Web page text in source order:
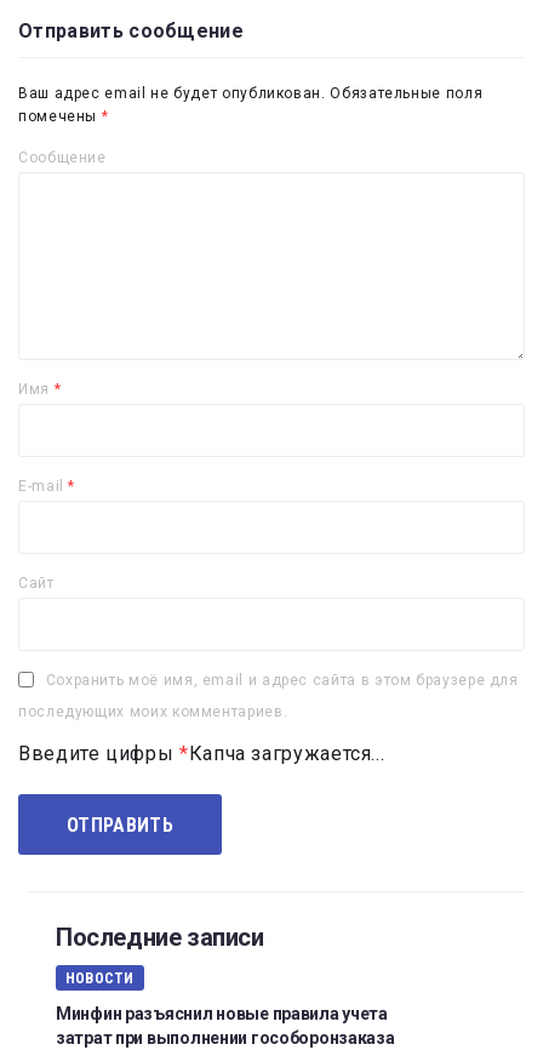
Отправить сообщение
Ваш адрес email не будет опубликован.
Обязательные поля
помечены *
Сообщение
Имя *
E-mail*
Сайт
Сохранить моё имя, email и адрес сайта в этом браузере для
последующих моих комментариев.
Введите цифры *Капча загружается...
Последние записи
НОВОСТИ
Минфин разъяснил новые правила учета
затрат при выполнении гособоронзаказа